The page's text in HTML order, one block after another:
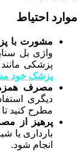
موارد احتیاط
مشورت با
واژی بل
پزشکی
پزشک خود
مصرف
دیگری
مطرح کنید تا
پرهیز از
بارداری یا
انجام شود.